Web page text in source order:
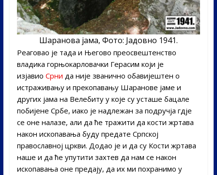
Шаранова јама, Фото: Јадовно 1941.
Реаговао је тада и Његово преосвештенство
владика горњокарловачки Герасим који је
изјавио Срни да није званично обавијештен о
истраживању и прекопавању Шаранове јаме и
других јама на Велебиту у које су усташе бацале
побијене Србе, иако је надлежан за подручја гдје
се оне налазе, али да ће тражити да кости жртава
након ископавања буду предате Српској
православној цркви. Додао је и да су Кости жртава
наше и да ће упутити захтев да нам се након
ископавања оне предају, да их ми похранимо у